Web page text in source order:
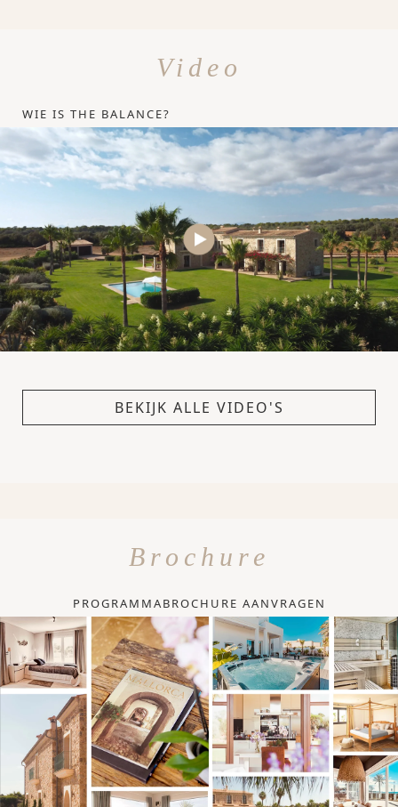
Video
WIE IS THE BALANCE?
BEKIJK ALLE VIDEO'S
Brochure
PROGRAMMABROCHURE AANVRAGEN